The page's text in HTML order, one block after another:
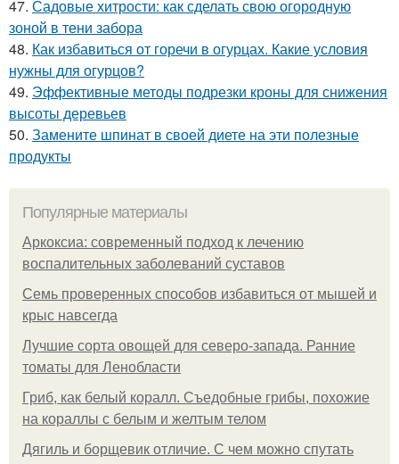
47. Садовые хитрости: как сделать свою огородную
зоной в тени забора
48. Как избавиться от горечи в огурцах. Какие условия
нужны для огурцов?
49. Эффективные методы подрезки кроны для снижения
высоты деревьев
50. Замените шпинат в своей диете на эти полезные
продукты
Популярные материалы
Аркоксиа: современный подход к лечению
воспалительных заболеваний суставов
Семь проверенных способов избавиться от мышей и
крыс навсегда
Лучшие сорта овощей для северо-запада. Ранние
томаты для Ленобласти
Гриб, как белый коралл. Съедобные грибы, похожие
на кораллы с белым и желтым телом
Дягиль и борщевик отличие. С чем можно спутать